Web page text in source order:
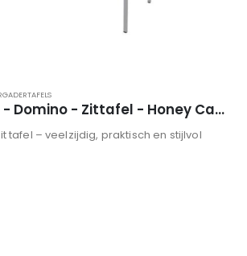
Schaffenburg - Domino - Zittafel - Honey Castello
tafel – veelzijdig, praktisch en stijlvol